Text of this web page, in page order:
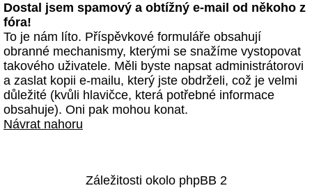
Dostal jsem spamový a obtížný e-mail od někoho z
fóra!
To je nám líto. Příspěvkové formuláře obsahují
obranné mechanismy, kterými se snažíme vystopovat
takového uživatele. Měli byste napsat administrátorovi
a zaslat kopii e-mailu, který jste obdrželi, což je velmi
důležité (kvůli hlavičce, která potřebné informace
obsahuje). Oni pak mohou konat.
Návrat nahoru
Záležitosti okolo phpBB 2